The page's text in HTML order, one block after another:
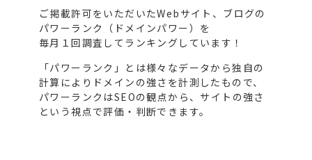
ご掲載許可をいただいたWebサイト、ブログの
パワーランク（ドメインパワー）を
毎月１回調査してランキングしています！
「パワーランク」とは様々なデータから独自の
計算によりドメインの強さを計測したもので、
パワーランクはSEOの観点から、サイトの強さ
という視点で評価・判断できます。